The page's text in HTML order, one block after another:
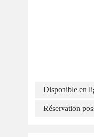
Disponible en
Réservation